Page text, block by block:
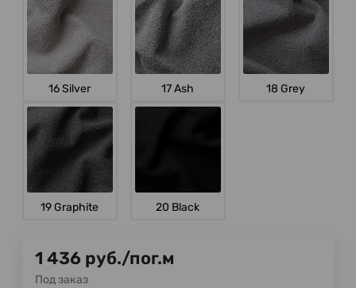
16 Silver 17 Ash 18 Grey
19 Graphite 20 Black
1 436 руб./пог.м
Под заказ